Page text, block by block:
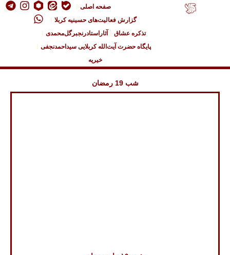
صفحه اصلی
گزارش فعالیت‌های حسینیه کربلا
تذکره عشاق
آثاراستادرنجبرگل‌محمدی
پایگاه حضرت آیت‌الله کربلایی سیداحمدنجفی
خیریه
شب 19 رمضان